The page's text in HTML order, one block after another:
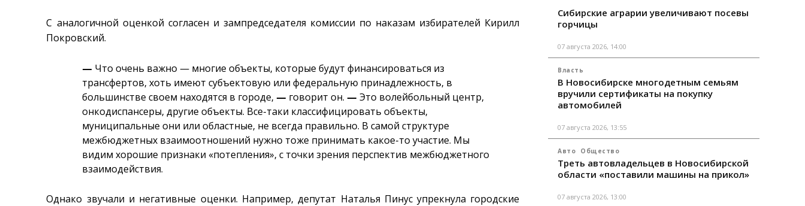
С аналогичной оценкой согласен и зампредседателя комиссии по наказам избирателей Кирилл
Покровский.
— Что очень важно — многие объекты, которые будут финансироваться из
трансфертов, хоть имеют субъектовую или федеральную принадлежность, в
большинстве своем находятся в городе, — говорит он. — Это волейбольный центр,
онкодиспансеры, другие объекты. Все-таки классифицировать объекты,
муниципальные они или областные, не всегда правильно. В самой структуре
межбюджетных взаимоотношений нужно тоже принимать какое-то участие. Мы
видим хорошие признаки «потепления», с точки зрения перспектив межбюджетного
взаимодействия.
Однако звучали и негативные оценки. Например, депутат Наталья Пинус упрекнула городские
Сибирские аграрии увеличивают посевы
горчицы
07 августа 2026, 14:00
Власть
В Новосибирске многодетным семьям
вручили сертификаты на покупку
автомобилей
07 августа 2026, 13:55
Авто Общество
Треть автовладельцев в Новосибирской
области «поставили машины на прикол»
07 августа 2026, 13:00